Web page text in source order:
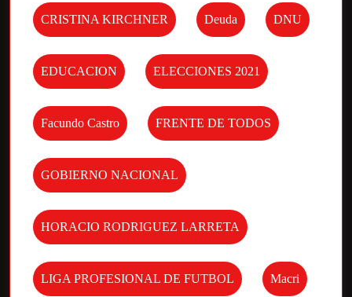
CRISTINA KIRCHNER Deuda DNU
EDUCACION ELECCIONES 2021
Facundo Castro FRENTE DE TODOS
GOBIERNO NACIONAL
HORACIO RODRIGUEZ LARRETA
LIGA PROFESIONAL DE FUTBOL Macri